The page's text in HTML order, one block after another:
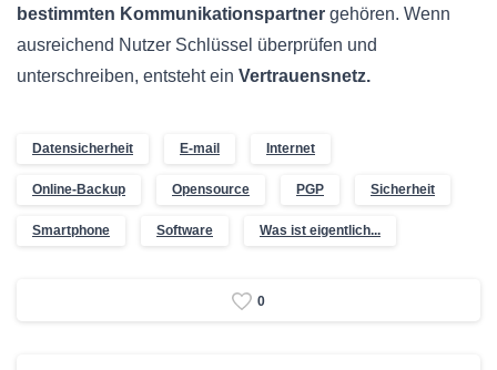
bestimmten Kommunikationspartner gehören. Wenn
ausreichend Nutzer Schlüssel überprüfen und
unterschreiben, entsteht ein Vertrauensnetz.
Datensicherheit E-mail Internet
Online-Backup Opensource PGP Sicherheit
Smartphone Software Was ist eigentlich...
0